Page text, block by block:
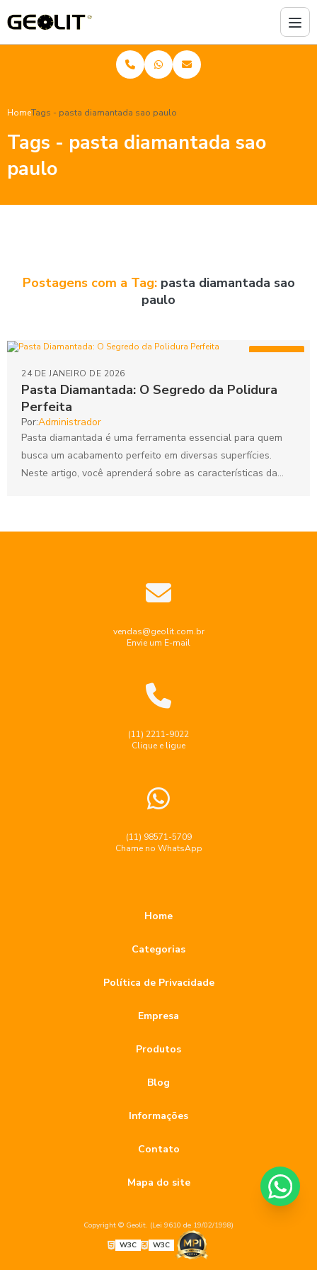
HomeTags - pasta diamantada sao paulo
Tags - pasta diamantada sao
paulo
Postagens com a Tag: pasta diamantada sao
paulo
Pasta Diamantada: O Segredo da Polidura
Perfeita
24 DE JANEIRO DE 2026
Por:Administrador
Pasta diamantada é uma ferramenta essencial para quem
busca um acabamento perfeito em diversas superfícies.
Neste artigo, você aprenderá sobre as características da
vendas@geolit.com.br
Envie um E-mail
(11) 2211-9022
Clique e ligue
(11) 98571-5709
Chame no WhatsApp
Home
Categorias
Política de Privacidade
Empresa
Produtos
Blog
Informações
Contato
Mapa do site
Copyright © Geolit. (Lei 9610 de 19/02/1998)
W3C
W3C